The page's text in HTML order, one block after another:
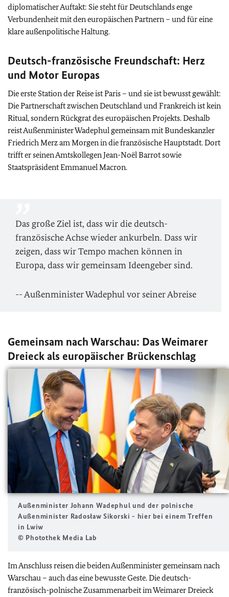
diplomatischer Auftakt: Sie steht für Deutschlands enge
Verbundenheit mit den europäischen Partnern – und für eine
klare außenpolitische Haltung.
Deutsch-französische Freundschaft: Herz
und Motor Europas
Die erste Station der Reise ist Paris – und sie ist bewusst gewählt:
Die Partnerschaft zwischen Deutschland und Frankreich ist kein
Ritual, sondern Rückgrat des europäischen Projekts. Deshalb
reist Außenminister Wadephul gemeinsam mit Bundeskanzler
Friedrich Merz am Morgen in die französische Hauptstadt. Dort
trifft er seinen Amtskollegen Jean-Noël Barrot sowie
Staatspräsident Emmanuel Macron.
Das große Ziel ist, dass wir die deutsch-
französische Achse wieder ankurbeln. Dass wir
zeigen, dass wir Tempo machen können in
Europa, dass wir gemeinsam Ideengeber sind.
-- Außenminister Wadephul vor seiner Abreise
Gemeinsam nach Warschau: Das Weimarer
Dreieck als europäischer Brückenschlag
Außenminister Johann Wadephul und der polnische
Außenminister Radosław Sikorski - hier bei einem Treffen
in Lwiw
© Photothek Media Lab
Im Anschluss reisen die beiden Außenminister gemeinsam nach
Warschau – auch das eine bewusste Geste. Die deutsch-
französisch-polnische Zusammenarbeit im Weimarer Dreieck